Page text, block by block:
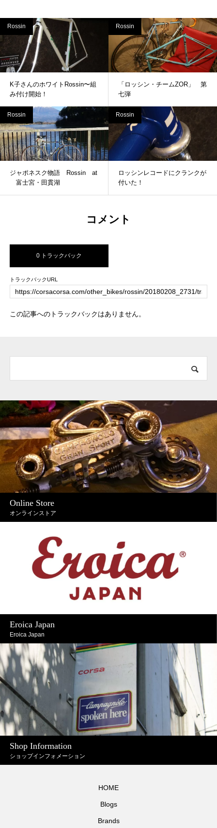
Rossin
K子さんのホワイトRossin〜組
み付け開始！
Rossin
「ロッシン・チームZOR」 第
七弾
Rossin
ジャポネスク物語 Rossin at
富士宮・田貫湖
Rossin
ロッシンレコードにクランクが
付いた！
コメント
0 トラックバック
トラックバックURL
この記事へのトラックバックはありません。
Online Store
オンラインストア
Eroica Japan
Eroica Japan
Shop Information
ショップインフォメーション
HOME
Blogs
Brands